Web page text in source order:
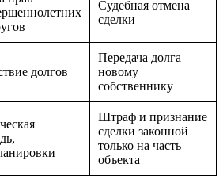
Судебная отмена
сделки
долгов
Передача долга
новому
собственнику
Штраф и признание
сделки законной
только на часть
объекта